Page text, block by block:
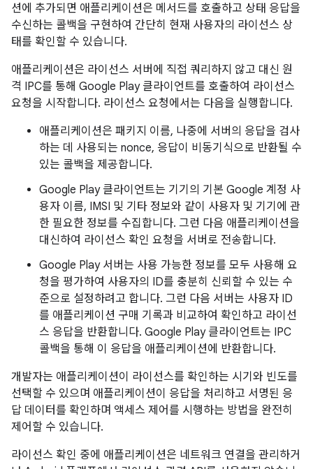
션에 추가되면 애플리케이션은 메서드를 호출하고 상태 응답을
수신하는 콜백을 구현하여 간단히 현재 사용자의 라이선스 상
태를 확인할 수 있습니다.
애플리케이션은 라이선스 서버에 직접 쿼리하지 않고 대신 원
격 IPC를 통해 Google Play 클라이언트를 호출하여 라이선스
요청을 시작합니다. 라이선스 요청에서는 다음을 실행합니다.
애플리케이션은 패키지 이름, 나중에 서버의 응답을 검사
하는 데 사용되는 nonce, 응답이 비동기식으로 반환될 수
있는 콜백을 제공합니다.
Google Play 클라이언트는 기기의 기본 Google 계정 사
용자 이름, IMSI 및 기타 정보와 같이 사용자 및 기기에 관
한 필요한 정보를 수집합니다. 그런 다음 애플리케이션을
대신하여 라이선스 확인 요청을 서버로 전송합니다.
Google Play 서버는 사용 가능한 정보를 모두 사용해 요
청을 평가하여 사용자의 ID를 충분히 신뢰할 수 있는 수
준으로 설정하려고 합니다. 그런 다음 서버는 사용자 ID
를 애플리케이션 구매 기록과 비교하여 확인하고 라이선
스 응답을 반환합니다. Google Play 클라이언트는 IPC
콜백을 통해 이 응답을 애플리케이션에 반환합니다.
개발자는 애플리케이션이 라이선스를 확인하는 시기와 빈도를
선택할 수 있으며 애플리케이션이 응답을 처리하고 서명된 응
답 데이터를 확인하며 액세스 제어를 시행하는 방법을 완전히
제어할 수 있습니다.
라이선스 확인 중에 애플리케이션은 네트워크 연결을 관리하거